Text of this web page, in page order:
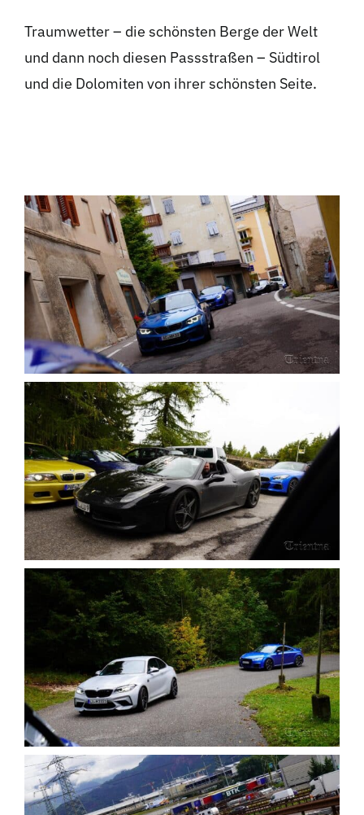
Traumwetter – die schönsten Berge der Welt
und dann noch diesen Passstraßen – Südtirol
und die Dolomiten von ihrer schönsten Seite.